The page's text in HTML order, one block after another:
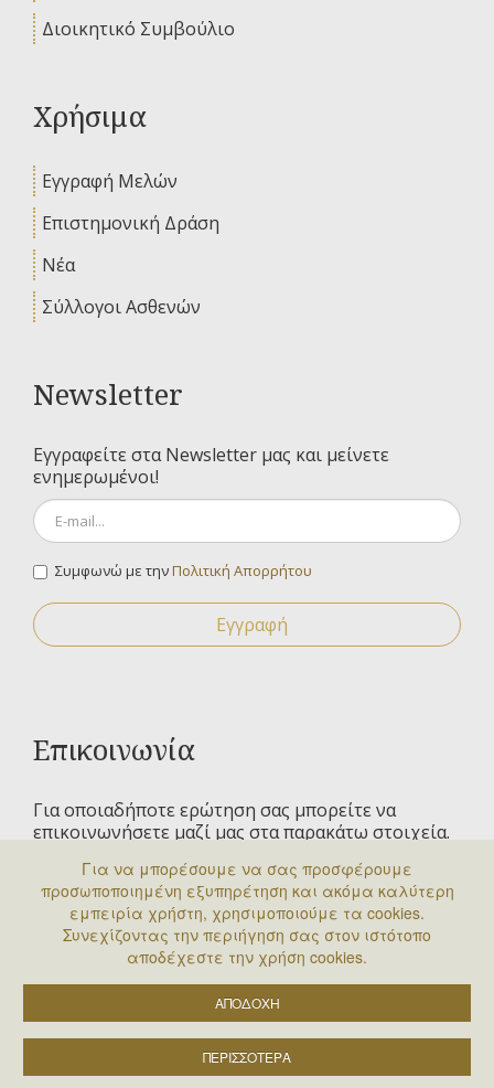
Διοικητικό Συμβούλιο
Χρήσιμα
Εγγραφή Μελών
Επιστημονική Δράση
Νέα
Σύλλογοι Ασθενών
Newsletter
Εγγραφείτε στα Newsletter μας και μείνετε
ενημερωμένοι!
Συμφωνώ με τηνΠολιτική Απορρήτου
Εγγραφή
Επικοινωνία
Για οποιαδήποτε ερώτηση σας μπορείτε να
επικοινωνήσετε μαζί μας στα παρακάτω στοιχεία.
Έσλιν 6, 11523 Αμπελόκηποι
ΔΕΥ - ΤΕΤ - ΠΑΡ : 09:00 - 13:00
210 6448140
exem2000c@gmail.com
© 2026 EXEM | Web Design byRuler Digital Agency
CnC tech
Για να μπορέσουμε να σας προσφέρουμε
προσωποποιημένη εξυπηρέτηση και ακόμα καλύτερη
εμπειρία χρήστη, χρησιμοποιούμε τα cookies.
Συνεχίζοντας την περιήγηση σας στον ιστότοπο
αποδέχεστε την χρήση cookies.
ΑΠΟΔΟΧΗ
ΠΕΡΙΣΣΟΤΕΡΑ